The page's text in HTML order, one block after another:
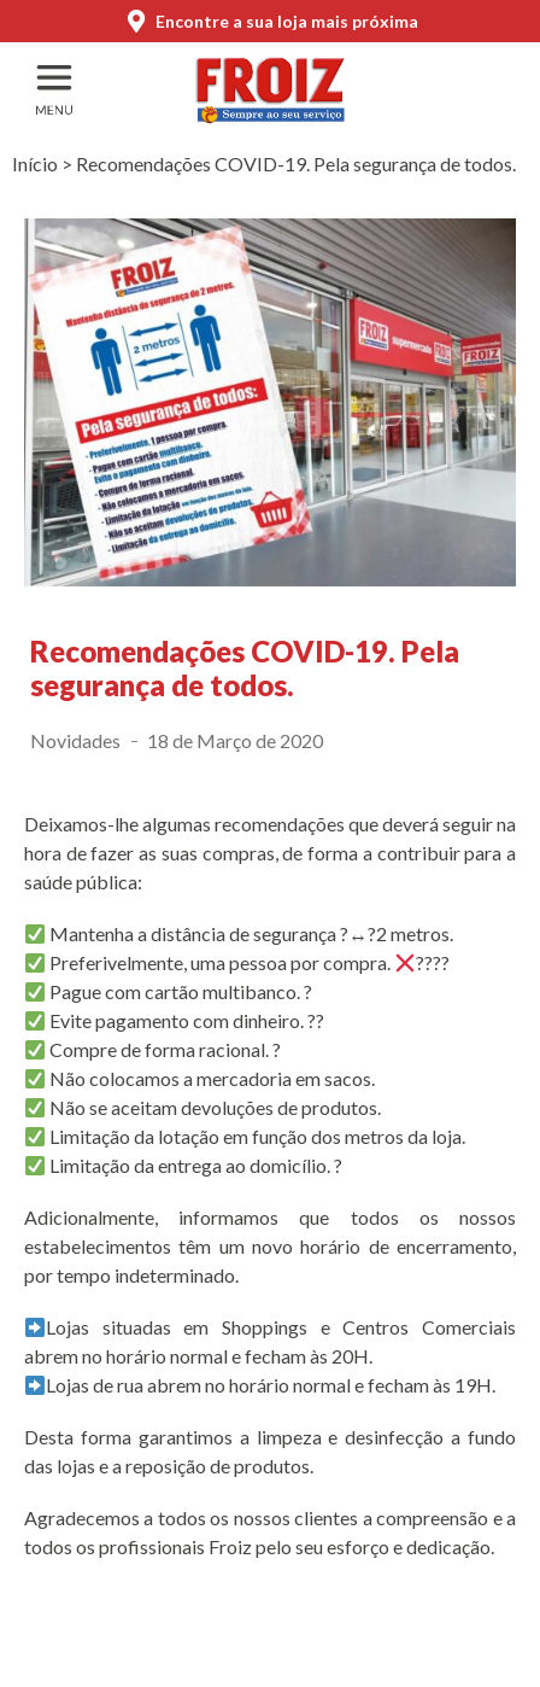
Encontre a sua loja mais próxima
Início > Recomendações COVID-19. Pela segurança de todos.
Recomendações COVID-19. Pela
segurança de todos.
Novidades 18 de Março de 2020
Deixamos-lhe algumas recomendações que deverá seguir na
hora de fazer as suas compras, de forma a contribuir para a
saúde pública:
Mantenha a distância de segurança ? ↔?2 metros.
Preferivelmente, uma pessoa por compra.
?‍?‍?‍?
Pague com cartão multibanco. ?
Evite pagamento com dinheiro. ??
Compre de forma racional. ?
Não colocamos a mercadoria em sacos.
Não se aceitam devoluções de produtos.
Limitação da lotação em função dos metros da loja.
Limitação da entrega ao domicílio. ?
Adicionalmente, informamos que todos os nossos
estabelecimentos têm um novo horário de encerramento,
por tempo indeterminado.
Lojas situadas em Shoppings e Centros Comerciais
abrem no horário normal e fecham às 20H.
Lojas de rua abrem no horário normal e fecham às 19H.
Desta forma garantimos a limpeza e desinfecção a fundo
das lojas e a reposição de produtos.
Agradecemos a todos os nossos clientes a compreensão e a
todos os profissionais Froiz pelo seu esforço e dedicação.